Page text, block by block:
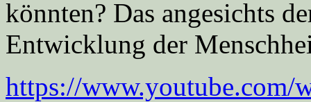
könnten? Das angesichts
Entwicklung der
https://www.youtube.com/